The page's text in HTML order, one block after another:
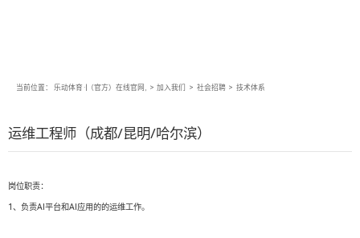
当前位置： 乐动体育·|（官方）在线官网, > 加入我们 > 社会招聘 > 技术体系
运维工程师（成都/昆明/哈尔滨）
岗位职责：
1、负责AI平台和AI应用的的运维工作。